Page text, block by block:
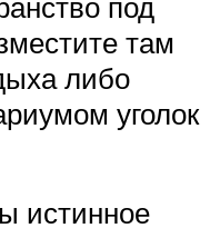
там
либо
уголок
истинное